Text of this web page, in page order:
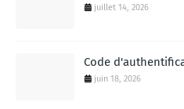
juillet 14, 2026
Code
juin 18, 2026